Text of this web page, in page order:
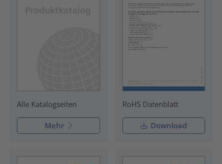
Alle Katalogseiten
Mehr
RoHS Datenblatt
Download